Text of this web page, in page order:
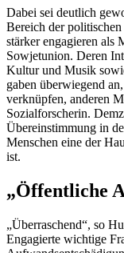
Dabei sei deutlich
Bereich der
stärkerengagieren als
Sowjetunion. Deren
Kultur und Musik
gaben überwiegend
verknüpfen, anderen
Sozialforscherin.
Übereinstimmung in
Menschen eine der
ist.
„Öffentliche
„Überraschend“, so
Engagierte wichtige